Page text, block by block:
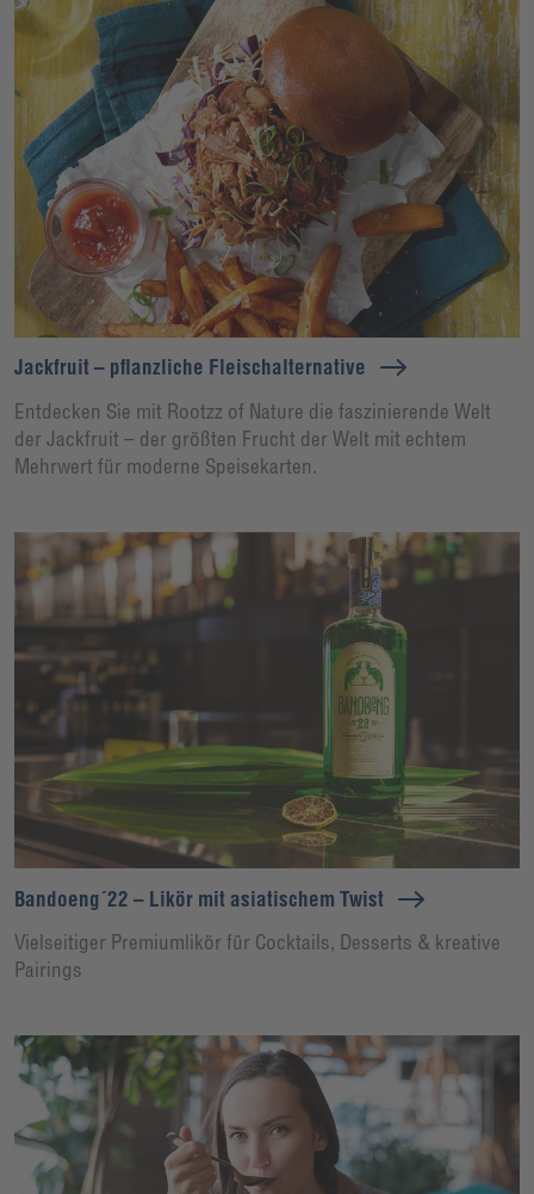
Jackfruit – pflanzliche Fleischalternative
Entdecken Sie mit Rootzz of Nature die faszinierende Welt
der Jackfruit – der größten Frucht der Welt mit echtem
Mehrwert für moderne Speisekarten.
Bandoeng´22 – Likör mit asiatischem Twist
Vielseitiger Premiumlikör für Cocktails, Desserts & kreative
Pairings